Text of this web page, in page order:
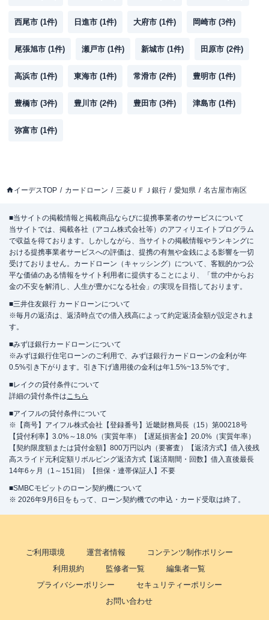
西尾市 (1件) 日進市 (1件) 大府市 (1件) 岡崎市 (3件)
尾張旭市 (1件) 瀬戸市 (1件) 新城市 (1件) 田原市 (2件)
高浜市 (1件) 東海市 (1件) 常滑市 (2件) 豊明市 (1件)
豊橋市 (3件) 豊川市 (2件) 豊田市 (3件) 津島市 (1件)
弥富市 (1件)
イーデスTOP カードローン 三菱ＵＦＪ銀行 愛知県 名古屋市南区
■当サイトの掲載情報と掲載商品ならびに提携事業者のサービスについて
当サイトでは、掲載各社（アコム株式会社等）のアフィリエイトプログラム
で収益を得ております。しかしながら、当サイトの掲載情報やランキングに
おける提携事業者サービスへの評価は、提携の有無や金銭による影響を一切
受けておりません。カードローン（キャッシング）について、客観的かつ公
平な価値のある情報をサイト利用者に提供することにより、「世の中からお
金の不安を解消し、人生が豊かになる社会」の実現を目指しております。
■三井住友銀行 カードローンについて
※毎月の返済は、返済時点での借入残高によって約定返済金額が設定されま
す。
■みずほ銀行カードローンについて
※みずほ銀行住宅ローンのご利用で、みずほ銀行カードローンの金利が年
0.5%引き下がります。引き下げ適用後の金利は年1.5%~13.5%です。
■レイクの貸付条件について
詳細の貸付条件はこちら
■アイフルの貸付条件について
※【商号】アイフル株式会社【登録番号】近畿財務局長（15）第00218号
【貸付利率】3.0%～18.0%（実質年率）【遅延損害金】20.0%（実質年率）
【契約限度額または貸付金額】800万円以内（要審査）【返済方式】借入後残
高スライド元利定額リボルビング返済方式【返済期間・回数】借入直後最長
14年6ヶ月（1～151回）【担保・連帯保証人】不要
■SMBCモビットのローン契約機について
※ 2026年9月6日をもって、ローン契約機での申込・カード受取は終了。
ご利用環境 運営者情報
コンテンツ制作ポリシー
利用規約
監修者一覧
編集者一覧
プライバシーポリシー
セキュリティーポリシー
お問い合わせ